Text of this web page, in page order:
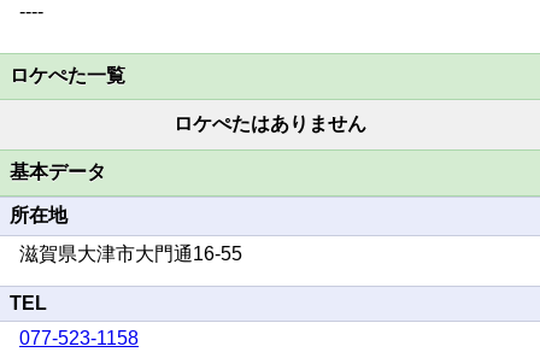
----
ロケぺた一覧
ロケぺたはありません
基本データ
所在地
滋賀県大津市大門通16-55
TEL
077-523-1158